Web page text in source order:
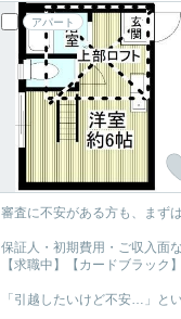
アパート
審査に不安がある方も、まず
保証人・初期費用・ご収入面
【求職中】【カードブラック
「引越したいけど不安…」と